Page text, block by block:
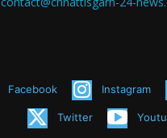
Facebook Instagram
Twitter